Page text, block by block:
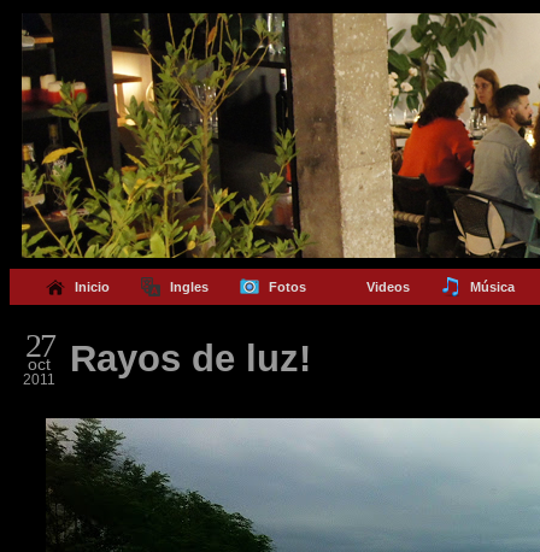
Inicio Ingles Fotos Videos Música
27
oct
2011 Rayos de luz!